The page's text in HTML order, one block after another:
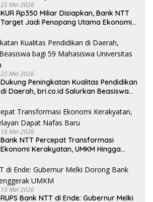
25 Mei 2026
KUR Rp350 Miliar Disiapkan, Bank NTT
Target Jadi Penopang Utama Ekonomi
23 Mei 2026
Dukung Peningkatan Kualitas Pendidikan
di Daerah, bri.co.id Salurkan Beasiswa
Weetebula
16 Mei 2026
Bank NTT Percepat Transformasi
Ekonomi Kerakyatan, UMKM Hingga
15 Mei 2026
RUPS Bank NTT di Ende: Gubernur Melki